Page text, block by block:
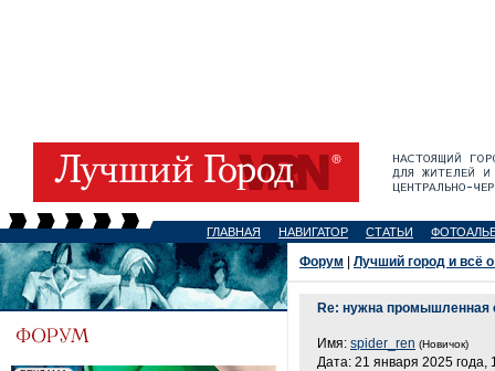
ГЛАВНАЯ НАВИГАТОР СТАТЬИ
Форум Лучший город и всё
Re: нужна промышленная
Имя: spider_ren (Новичок)
Дата: 21 января 2025 года,